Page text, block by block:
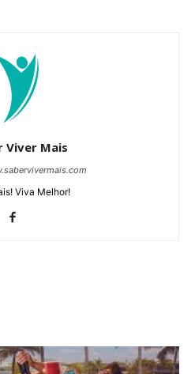
Viver Mais
Viva Melhor!